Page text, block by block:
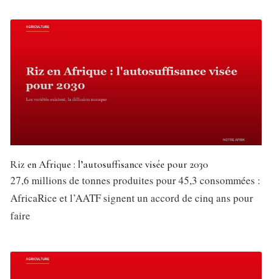
Riz en Afrique : l’autosuffisance visée pour 2030
27,6 millions de tonnes produites pour 45,3 consommées :
AfricaRice et l’AATF signent un accord de cinq ans pour
faire